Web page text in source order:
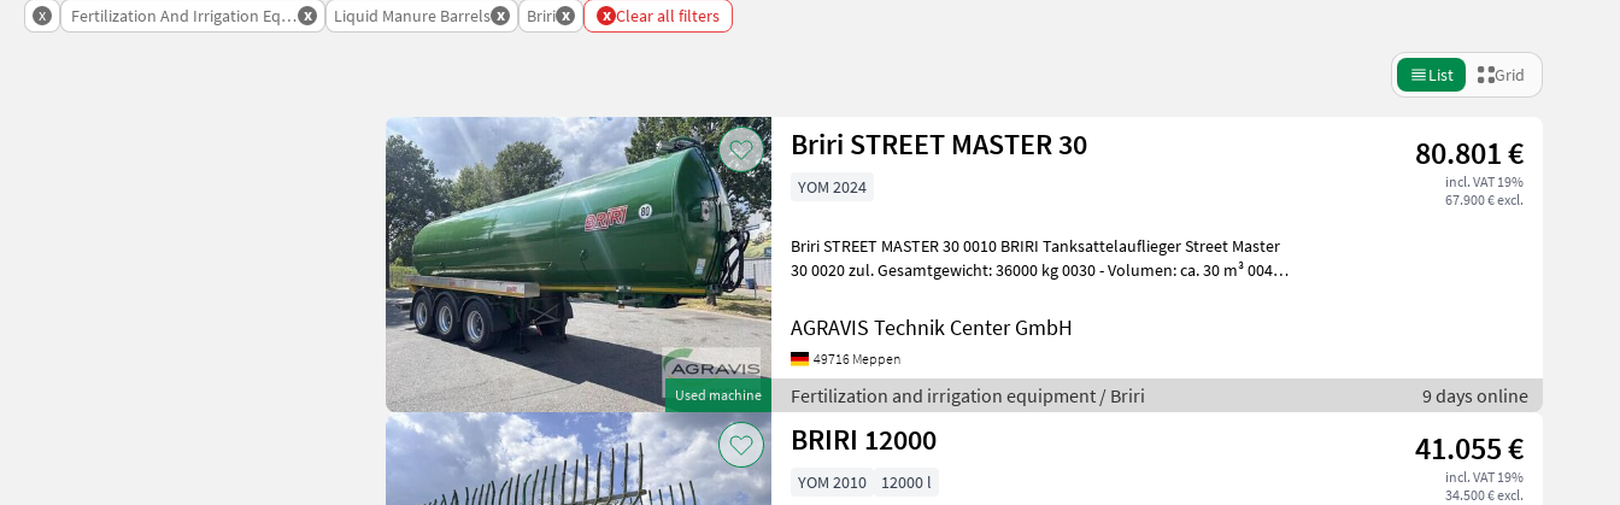
x Fertilization And Irrigation Equipment
x Liquid Manure Barrels x Briri x x Clear all filters
List Grid
Used machine
Briri STREET MASTER 30 80.801 €
incl. VAT 19%
67.900 € excl.
YOM 2024
Briri STREET MASTER 30 0010 BRIRI Tanksattelauflieger Street Master
30 0020 zul. Gesamtgewicht: 36000 kg 0030 - Volumen: ca. 30 m³ 0040 -
AGRAVIS Technik Center GmbH
49716 Meppen
Fertilization and irrigation equipment / Briri 9 days online
BRIRI 12000 41.055 €
incl. VAT 19%
34.500 € excl.
YOM 2010 12000 l